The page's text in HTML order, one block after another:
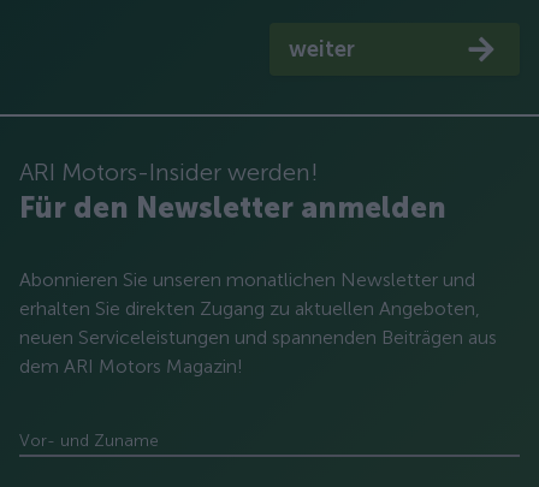
weiter
ARI Motors-Insider werden!
Für den Newsletter anmelden
Abonnieren Sie unseren monatlichen Newsletter und
erhalten Sie direkten Zugang zu aktuellen Angeboten,
neuen Serviceleistungen und spannenden Beiträgen aus
dem ARI Motors Magazin!
Vor- und Zuname